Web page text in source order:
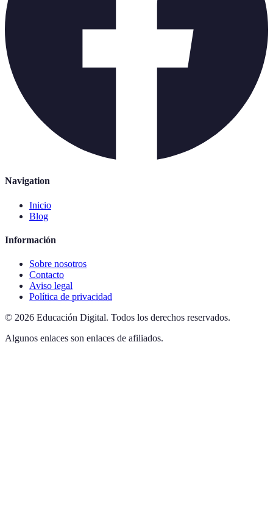
Navigation
Inicio
Blog
Información
Sobre nosotros
Contacto
Aviso legal
Política de privacidad
© 2026 Educación Digital. Todos los derechos reservados.
Algunos enlaces son enlaces de afiliados.